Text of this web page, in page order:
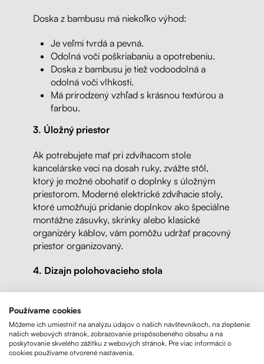
Doska z bambusu má niekoľko výhod:
Je veľmi tvrdá a pevná.
Odolná voči poškriabaniu a opotrebeniu.
Doska z bambusu je tiež vodoodolná a
odolná voči vlhkosti.
Má prirodzený vzhľad s krásnou textúrou a
farbou.
3. Úložný priestor
Ak potrebujete mať pri zdvíhacom stole
kancelárske veci na dosah ruky, zvážte stôl,
ktorý je možné obohatiť o doplnky s úložným
priestorom. Moderné elektrické zdvíhacie stoly,
ktoré umožňujú pridanie doplnkov ako špeciálne
montážne zásuvky, skrinky alebo klasické
organizéry káblov, vám pomôžu udržať pracovný
priestor organizovaný.
4. Dizajn polohovacieho stola
Pri výbere dizajnu stola by mal hrať rolu vzhľad
stola. Zvážte, akú konštrukciu stola budete
chcieť, aby sa hodil do vášej kancelárie, kuchyne
alebo pracovnej dielne. Môžete si vybrať medzi
drevenou konštrukciou klasických nôh alebo
oceľovou konštrukciou stabilných stolových
Používame cookies
Môžeme ich umiestniť na analýzu údajov o našich návštevníkoch, na zlepšenie
našich webových stránok, zobrazovanie prispôsobeného obsahu a na
poskytovanie skvelého zážitku z webových stránok. Pre viac informácií o
cookies používame otvorené nastavenia.